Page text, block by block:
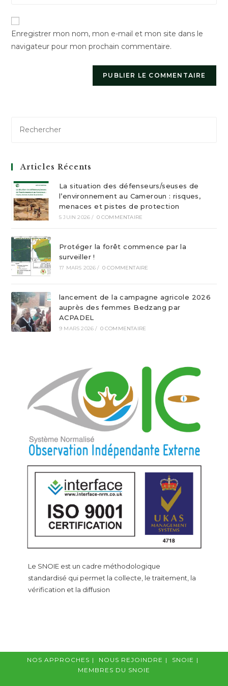
votre
site
(facultatif)
Enregistrer mon nom, mon e-mail et mon site dans le
navigateur pour mon prochain commentaire.
Articles Récents
La situation des défenseurs/seuses de
l’environnement au Cameroun : risques,
menaces et pistes de protection
5 JUIN 2026 / 0 COMMENTAIRE
Protéger la forêt commence par la
surveiller !
17 MARS 2026 / 0 COMMENTAIRE
lancement de la campagne agricole 2026
auprès des femmes Bedzang par
ACPADEL
9 MARS 2026 / 0 COMMENTAIRE
Le SNOIE est un cadre méthodologique
standardisé qui permet la collecte, le traitement, la
vérification et la diffusion
NOS APPROCHES NOUS REJOINDRE
SNOIE
MEMBRES DU SNOIE